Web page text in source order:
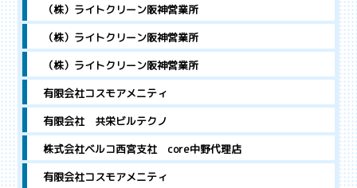
（株）ライトクリーン阪神営業所
（株）ライトクリーン阪神営業所
（株）ライトクリーン阪神営業所
有限会社コスモアメニティ
有限会社 共栄ビルテクノ
株式会社ベルコ西宮支社 core中野代理店
有限会社コスモアメニティ